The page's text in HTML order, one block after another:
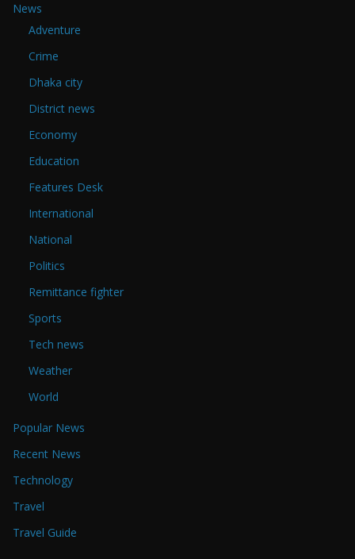
News
Adventure
Crime
Dhaka city
District news
Economy
Education
Features Desk
International
National
Politics
Remittance fighter
Sports
Tech news
Weather
World
Popular News
Recent News
Technology
Travel
Travel Guide